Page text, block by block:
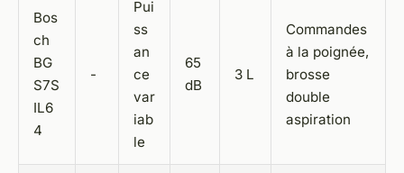
Bos
ch
BG
S7S
IL6
4
-
Pui
ss
an
ce
var
iab
le
65
dB
3 L
Commandes
à la poignée,
brosse
double
aspiration